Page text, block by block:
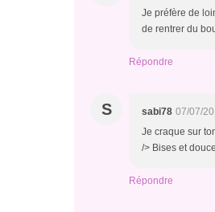
Je préfère de
de rentrer du
Répondre
S sabi78 07/07/
Je craque sur
/> Bises et
Répondre